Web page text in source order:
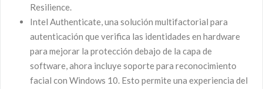
Resilience.
Intel Authenticate, una solución multifactorial para
autenticación que verifica las identidades en hardware
para mejorar la protección debajo de la capa de
software, ahora incluye soporte para reconocimiento
facial con Windows 10. Esto permite una experiencia del